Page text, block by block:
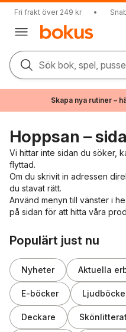
Fri frakt över 249 kr •
Sök bok, spel,
Skapa nya rutiner –
Hoppsan –
Vi hittar inte sidan du söker,
flyttad.
Om du skrivit in adressen
du stavat rätt.
Använd menyn till vänster i
på sidan för att hitta våra
Populärt just nu
Nyheter Aktuella
E-böcker
Deckare